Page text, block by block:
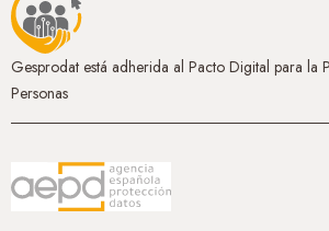
Gesprodat está adherida al Pacto Digital para la
Personas